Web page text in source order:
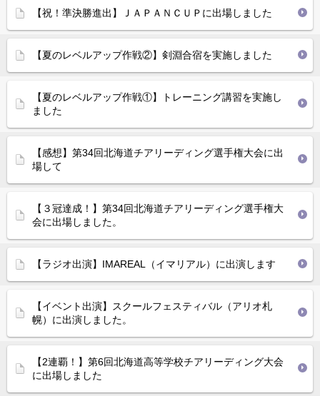
【祝！準決勝進出】ＪＡＰＡＮＣＵＰに出場しました
【夏のレベルアップ作戦②】剣淵合宿を実施しました
【夏のレベルアップ作戦①】トレーニング講習を実施し
ました
【感想】第34回北海道チアリーディング選手権大会に出
場して
【３冠達成！】第34回北海道チアリーディング選手権大
会に出場しました。
【ラジオ出演】IMAREAL（イマリアル）に出演します
【イベント出演】スクールフェスティバル（アリオ札
幌）に出演しました。
【2連覇！】第6回北海道高等学校チアリーディング大会
に出場しました